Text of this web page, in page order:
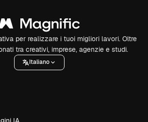
per realizzare i tuoi migliori lavori. Oltre
tra creativi, imprese, agenzie e studi.
Italiano